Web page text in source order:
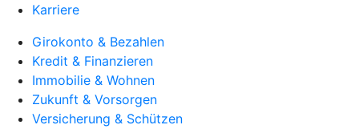
Karriere
Girokonto & Bezahlen
Kredit & Finanzieren
Immobilie & Wohnen
Zukunft & Vorsorgen
Versicherung & Schützen